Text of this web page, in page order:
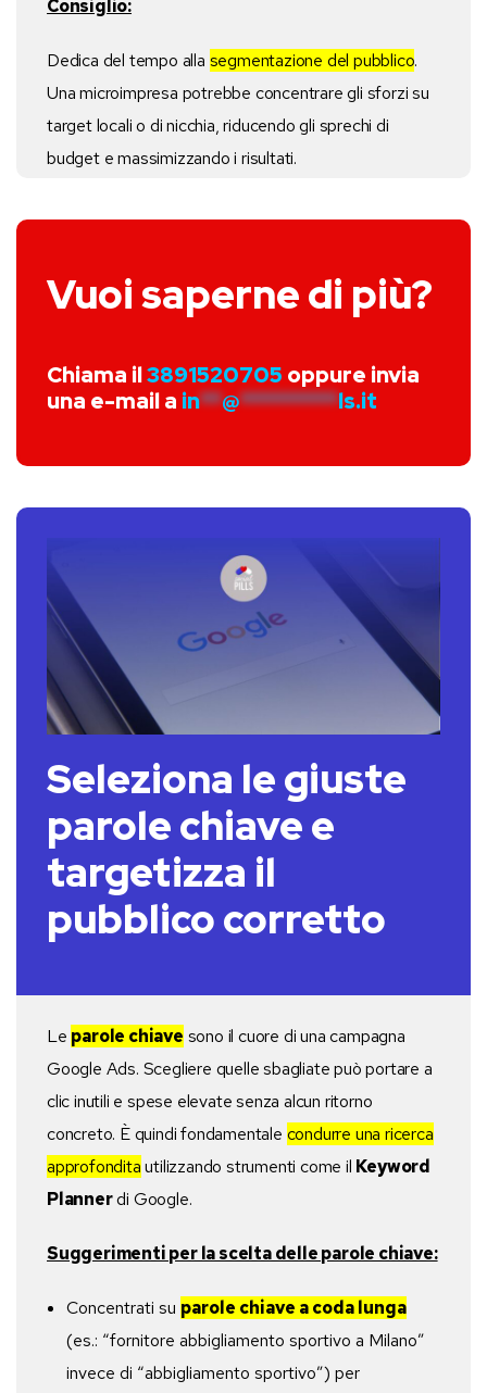
Consiglio:
Dedica del tempo alla segmentazione del pubblico.
Una microimpresa potrebbe concentrare gli sforzi su
target locali o di nicchia, riducendo gli sprechi di
budget e massimizzando i risultati.
Vuoi saperne di più?
Chiama il3891520705 oppure invia
una e-mail a in**@*********ls.it
Seleziona le giuste
parole chiave e
targetizza il
pubblico corretto
Le parole chiave sono il cuore di una campagna
Google Ads. Scegliere quelle sbagliate può portare a
clic inutili e spese elevate senza alcun ritorno
concreto. È quindi fondamentale condurre una ricerca
approfonditautilizzando strumenti come il Keyword
Plannerdi Google.
Suggerimenti per la scelta delle parole chiave:
Concentrati su parole chiave a coda lunga
(es.: “fornitore abbigliamento sportivo a Milano”
invece di “abbigliamento sportivo”) per